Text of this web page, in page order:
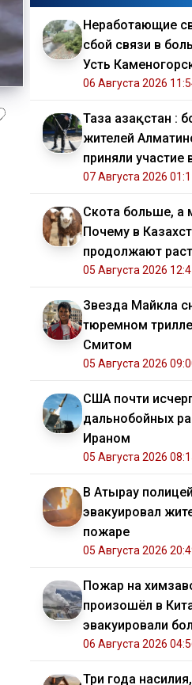
Неработающие
сбой связи в
Усть
последствия
06 Августа 2026
Таза Қазақстан :
жителей
приняли участие
экологической
07 Августа 2026
Скота больше, а
Почему в
продолжают
баранину и
05 Августа 2026
Звезда Майкла
тюремном
Смитом
05 Августа 2026
США почти
дальнобойных
Ираном
05 Августа 2026
В Атырау
эвакуировал
пожаре
05 Августа 2026
Пожар на
произошёл в
эвакуировали
человек
06 Августа 2026
Три года